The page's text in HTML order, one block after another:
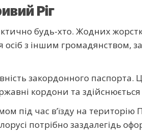
Ріг
будь-хто. Жодних
осіб з іншим громадянством,
закордонного паспорта.
кордони та
під час в’їзду на
потрібно заздалегідь